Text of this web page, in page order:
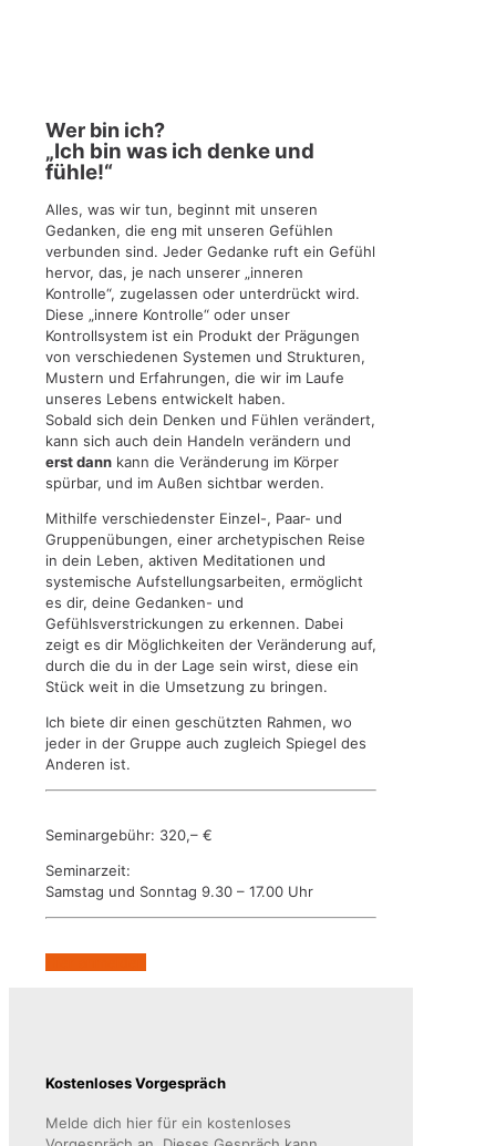
Wer bin ich?
„Ich bin was ich denke und
fühle!“
Alles, was wir tun, beginnt mit unseren
Gedanken, die eng mit unseren Gefühlen
verbunden sind. Jeder Gedanke ruft ein Gefühl
hervor, das, je nach unserer „inneren
Kontrolle“, zugelassen oder unterdrückt wird.
Diese „innere Kontrolle“ oder unser
Kontrollsystem ist ein Produkt der Prägungen
von verschiedenen Systemen und Strukturen,
Mustern und Erfahrungen, die wir im Laufe
unseres Lebens entwickelt haben.
Sobald sich dein Denken und Fühlen verändert,
kann sich auch dein Handeln verändern und
erst dann kann die Veränderung im Körper
spürbar, und im Außen sichtbar werden.
Mithilfe verschiedenster Einzel-, Paar- und
Gruppenübungen, einer archetypischen Reise
in dein Leben, aktiven Meditationen und
systemische Aufstellungsarbeiten, ermöglicht
es dir, deine Gedanken- und
Gefühlsverstrickungen zu erkennen. Dabei
zeigt es dir Möglichkeiten der Veränderung auf,
durch die du in der Lage sein wirst, diese ein
Stück weit in die Umsetzung zu bringen.
Ich biete dir einen geschützten Rahmen, wo
jeder in der Gruppe auch zugleich Spiegel des
Anderen ist.
Seminargebühr: 320,– €
Seminarzeit:
Samstag und Sonntag 9.30 – 17.00 Uhr
Kostenloses Vorgespräch
Melde dich hier für ein kostenloses